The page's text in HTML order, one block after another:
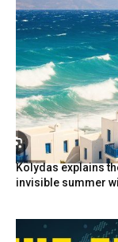
Kolydas explains
invisible summer